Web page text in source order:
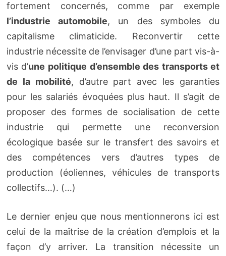
fortement concernés, comme par exemple
l’industrie automobile, un des symboles du
capitalisme climaticide. Reconvertir cette
industrie nécessite de l’envisager d’une part vis-à-
vis d’une politique d’ensemble des transports et
de la mobilité, d’autre part avec les garanties
pour les salariés évoquées plus haut. Il s’agit de
proposer des formes de socialisation de cette
industrie qui permette une reconversion
écologique basée sur le transfert des savoirs et
des compétences vers d’autres types de
production (éoliennes, véhicules de transports
collectifs…). (…)
Le dernier enjeu que nous mentionnerons ici est
celui de la maîtrise de la création d’emplois et la
façon d’y arriver. La transition nécessite un